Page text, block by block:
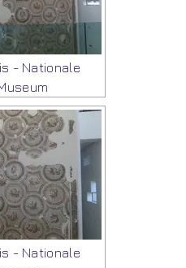
- Nationale
- Nationale